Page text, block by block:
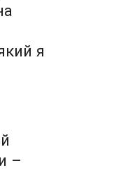
я
–